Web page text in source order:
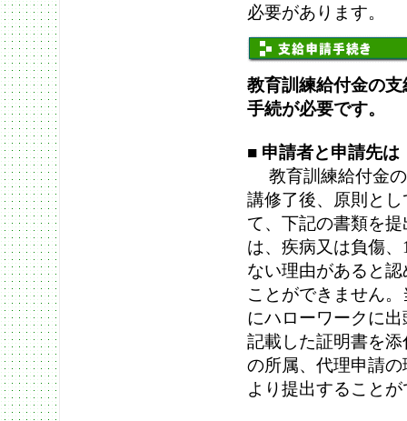
必要があります。
教育訓練給付金の
手続が必要です。
■ 申請者と申請先は
教育訓練給付金の
講修了後、原則と
て、下記の書類を
は、疾病又は負傷
ない理由があると
ことができません
にハローワークに
記載した証明書を
の所属、代理申請
より提出すること